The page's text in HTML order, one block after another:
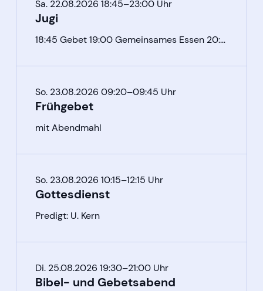
Sa. 22.08.2026 18:45–23:00 Uhr
Jugi
18:45 Gebet 19:00 Gemeinsames Essen 20:00 Singen und Input
So. 23.08.2026 09:20–09:45 Uhr
Frühgebet
mit Abendmahl
So. 23.08.2026 10:15–12:15 Uhr
Gottesdienst
Predigt: U. Kern
Di. 25.08.2026 19:30–21:00 Uhr
Bibel- und Gebetsabend